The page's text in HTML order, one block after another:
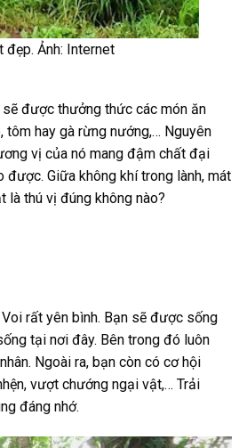
đẹp. Ảnh: Internet
sẽ được thưởng thức các món ăn
tôm hay gà rừng nướng,… Nguyên
vị của nó mang đậm chất đại
Giữa không khí trong lành, mát
là thú vị đúng không nào?
rất yên bình. Bạn sẽ được sống
tại nơi đây. Bên trong đó luôn
Ngoài ra, bạn còn có cơ hội
vượt chướng ngại vật,… Trải
đáng nhớ.